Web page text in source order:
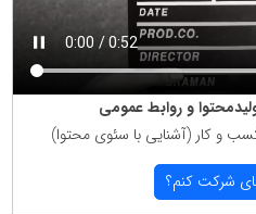
و روابط عمومی
و كار (آشنایی با سئوی محتوا)
شركت كنم؟